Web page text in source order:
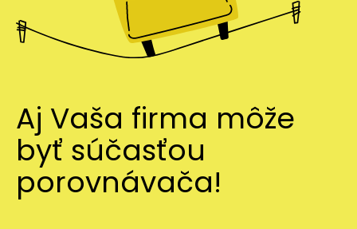
Aj Vaša firma môže
byť súčasťou
porovnávača!